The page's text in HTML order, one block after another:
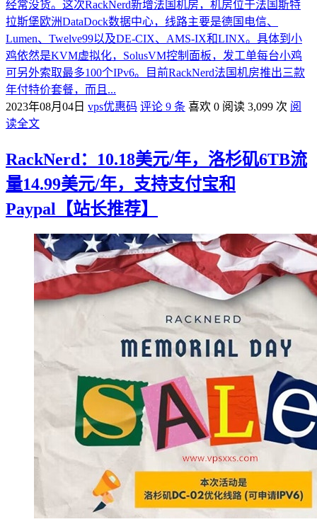
经常没货。这次RackNerd新增法国机房，机房位于法国斯特
拉斯堡欧洲DataDock数据中心，线路主要是德国电信、
Lumen、Twelve99以及DE-CIX、AMS-IX和LINX。具体到小
鸡依然是KVM虚拟化，SolusVM控制面板，发工单每台小鸡
可另外索取最多100个IPv6。目前RackNerd法国机房推出三款
年付特价套餐，而且...
2023年08月04日 vps优惠码 评论 9 条 喜欢 0 阅读 3,099 次 阅
读全文
RackNerd：10.18美元/年，洛杉矶6TB流
量14.99美元/年，支持支付宝和
Paypal【站长推荐】